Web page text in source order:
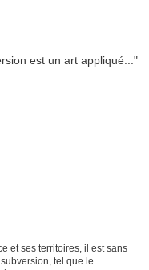
et ses territoires, il est sans
tel que le